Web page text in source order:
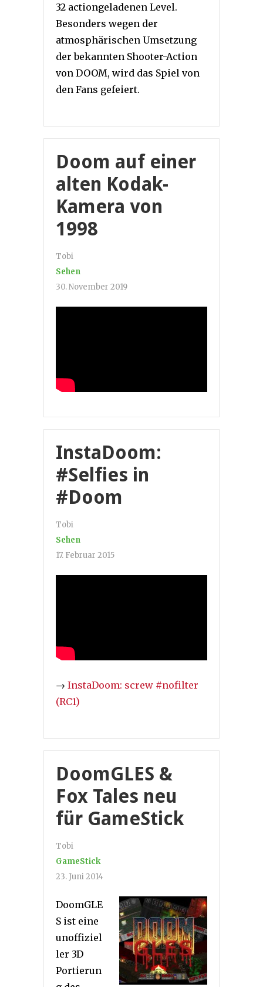
32 actiongeladenen Level.
Besonders wegen der
atmosphärischen Umsetzung
der bekannten Shooter-Action
von DOOM, wird das Spiel von
den Fans gefeiert.
Doom auf einer
alten Kodak-
Kamera von
1998
Tobi
Sehen
30. November 2019
InstaDoom:
#Selfies in
#Doom
Tobi
Sehen
17. Februar 2015
→ InstaDoom: screw #nofilter
(RC1)
DoomGLES &
Fox Tales neu
für GameStick
Tobi
GameStick
23. Juni 2014
DoomGLE
S ist eine
unoffiziel
ler 3D
Portierun